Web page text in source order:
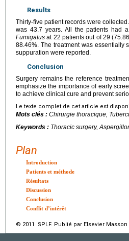
Results
Thirty-five patient records were
was 43.7 years. All the patients had
Fumigatus at 22 patients out of 29
88.46%. The treatment was essentially
suppuration were reported.
Conclusion
Surgery remains the reference
emphasize the importance of early
to achieve clinical cure and prevent
Le texte complet de cet article est
Mots clés : Chirurgie thoracique,
Keywords : Thoracic surgery,
Plan
Introduction
Patients et méthode
Résultats
Discussion
Conclusion
Conflit d’intérêt
© 2011 SPLF. Publié par Elsevier